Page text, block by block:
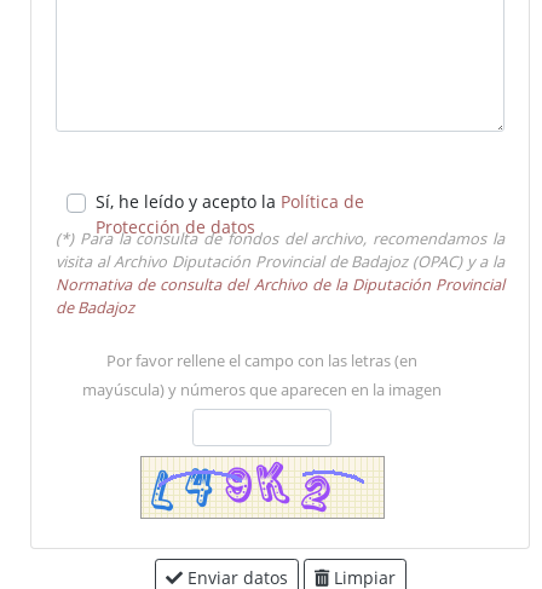
Sí, he leído y acepto la Política de
Protección de datos
(*) Para la consulta de fondos del archivo, recomendamos la
visita al Archivo Diputación Provincial de Badajoz (OPAC) y a la
Normativa de consulta del Archivo de la Diputación Provincial
de Badajoz
Por favor rellene el campo con las letras (en
mayúscula) y números que aparecen en la imagen
Enviar datos Limpiar